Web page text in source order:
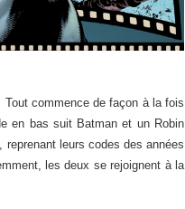
commence de façon à la fois
en bas suit Batman et un Robin
reprenant leurs codes des années
les deux se rejoignent à la